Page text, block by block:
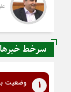
سرخط خبرها
1 وضعیت